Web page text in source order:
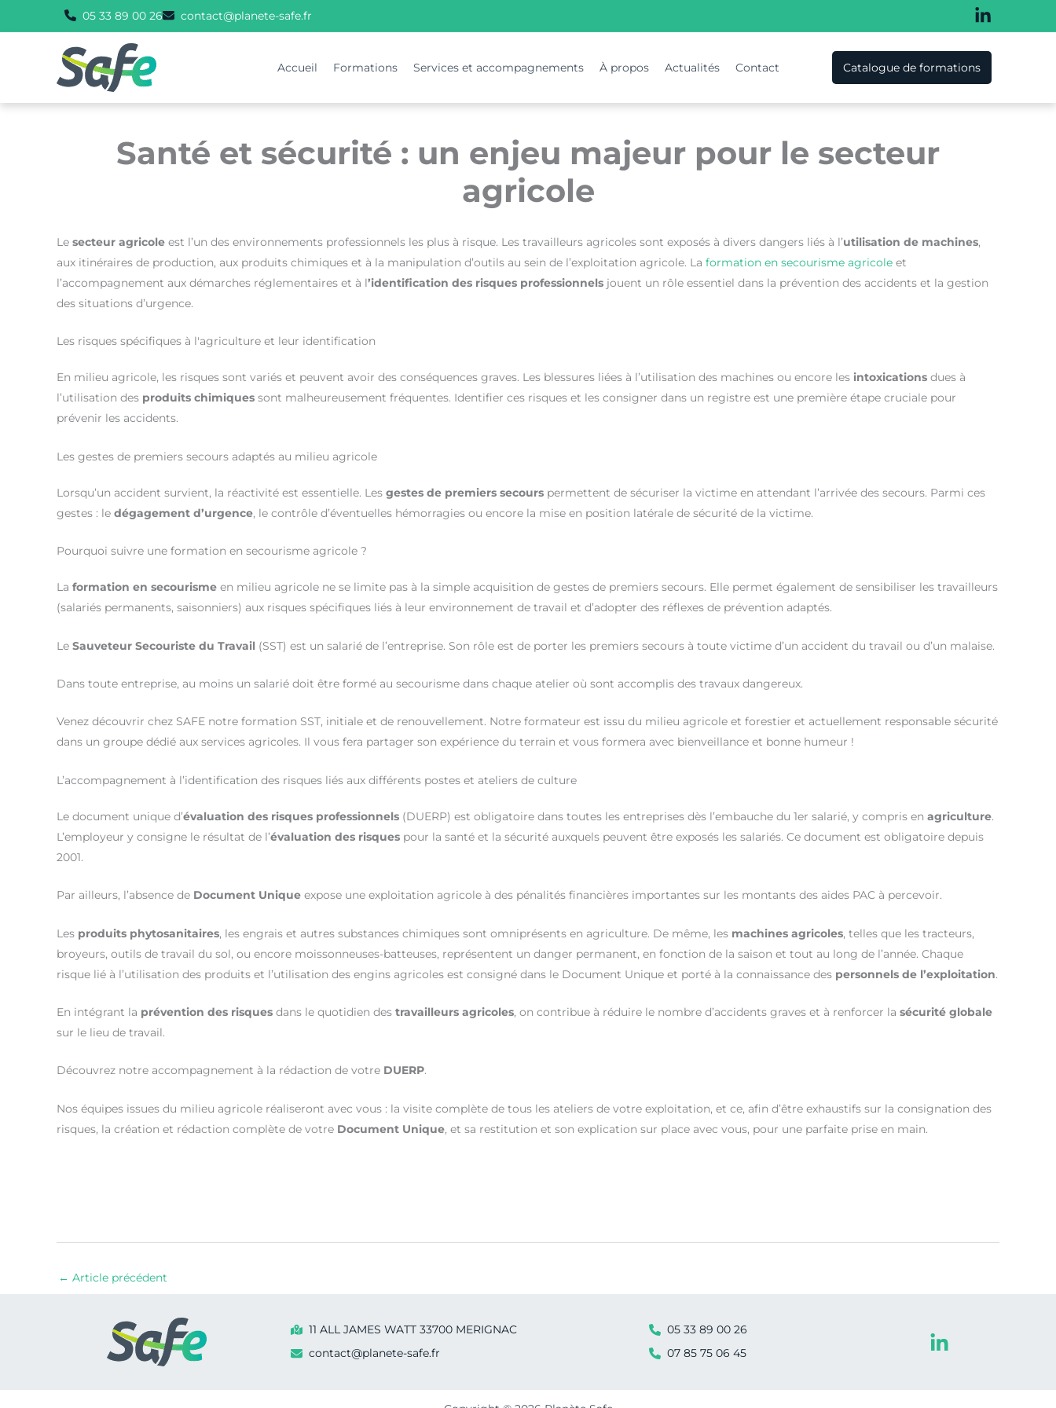
au
05 33 89 00 26 contact@planete-safe.fr
Accueil Formations Services et accompagnements À propos Actualités Contact Catalogue de formations
Santé et sécurité : un enjeu majeur pour le secteur
agricole
Le secteur agricole est l’un des environnements professionnels les plus à risque. Les travailleurs agricoles sont exposés à divers dangers liés à l’utilisation de machines,
aux itinéraires de production, aux produits chimiques et à la manipulation d’outils au sein de l’exploitation agricole. La formation en secourisme agricole et
l’accompagnement aux démarches réglementaires et à l’identification des risques professionnels jouent un rôle essentiel dans la prévention des accidents et la gestion
des situations d’urgence.
Les risques spécifiques à l'agriculture et leur identification
En milieu agricole, les risques sont variés et peuvent avoir des conséquences graves. Les blessures liées à l’utilisation des machines ou encore les intoxications dues à
l’utilisation des produits chimiques sont malheureusement fréquentes. Identifier ces risques et les consigner dans un registre est une première étape cruciale pour
prévenir les accidents.
Les gestes de premiers secours adaptés au milieu agricole
Lorsqu’un accident survient, la réactivité est essentielle. Les gestes de premiers secours permettent de sécuriser la victime en attendant l’arrivée des secours. Parmi ces
gestes : le dégagement d’urgence, le contrôle d’éventuelles hémorragies ou encore la mise en position latérale de sécurité de la victime.
Pourquoi suivre une formation en secourisme agricole ?
La formation en secourisme en milieu agricole ne se limite pas à la simple acquisition de gestes de premiers secours. Elle permet également de sensibiliser les travailleurs
(salariés permanents, saisonniers) aux risques spécifiques liés à leur environnement de travail et d’adopter des réflexes de prévention adaptés.
Le Sauveteur Secouriste du Travail (SST) est un salarié de l’entreprise. Son rôle est de porter les premiers secours à toute victime d’un accident du travail ou d’un malaise.
Dans toute entreprise, au moins un salarié doit être formé au secourisme dans chaque atelier où sont accomplis des travaux dangereux.
Venez découvrir chez SAFE notre formation SST, initiale et de renouvellement. Notre formateur est issu du milieu agricole et forestier et actuellement responsable sécurité
dans un groupe dédié aux services agricoles. Il vous fera partager son expérience du terrain et vous formera avec bienveillance et bonne humeur !
L’accompagnement à l’identification des risques liés aux différents postes et ateliers de culture
Le document unique d’évaluation des risques professionnels (DUERP) est obligatoire dans toutes les entreprises dès l’embauche du 1er salarié, y compris en agriculture.
L’employeur y consigne le résultat de l’évaluation des risques pour la santé et la sécurité auxquels peuvent être exposés les salariés. Ce document est obligatoire depuis
2001.
Par ailleurs, l’absence de Document Unique expose une exploitation agricole à des pénalités financières importantes sur les montants des aides PAC à percevoir.
Les produits phytosanitaires, les engrais et autres substances chimiques sont omniprésents en agriculture. De même, les machines agricoles, telles que les tracteurs,
broyeurs, outils de travail du sol, ou encore moissonneuses-batteuses, représentent un danger permanent, en fonction de la saison et tout au long de l’année. Chaque
risque lié à l’utilisation des produits et l’utilisation des engins agricoles est consigné dans le Document Unique et porté à la connaissance des personnels de l’exploitation.
En intégrant la prévention des risques dans le quotidien des travailleurs agricoles, on contribue à réduire le nombre d’accidents graves et à renforcer la sécurité globale
sur le lieu de travail.
Découvrez notre accompagnement à la rédaction de votre DUERP.
Nos équipes issues du milieu agricole réaliseront avec vous : la visite complète de tous les ateliers de votre exploitation, et ce, afin d’être exhaustifs sur la consignation des
risques, la création et rédaction complète de votre Document Unique, et sa restitution et son explication sur place avec vous, pour une parfaite prise en main.
← Article précédent
11 ALL JAMES WATT 33700 MERIGNAC
contact@planete-safe.fr
05 33 89 00 26
07 85 75 06 45